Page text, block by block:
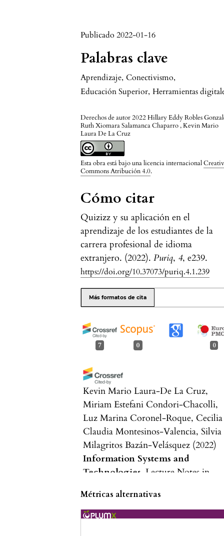
Publicado 2022-01-16
Palabras clave
Aprendizaje, Conectivismo,
Educación Superior, Herramientas
Derechos de autor 2022 Hillary Eddy Robles
Ruth Xiomara Salamanca Chaparro , Kevin Mario
Laura De La Cruz
Esta obra está bajo una licencia internacional
Commons Atribución 4.0.
Cómo citar
Quizizz y su aplicación en el
aprendizaje de los estudiantes de la
carrera profesional de idioma
extranjero. (2022).Puriq, 4, e239.
https://doi.org/10.37073/puriq.4.1.239
Más formatos de cita
7 0 0
Kevin Mario Laura-De La Cruz,
Miriam Estefani Condori-Chacolli,
Luz Marina Coronel-Roque, Cecilia
Claudia Montesinos-Valencia, Silvia
Milagritos Bazán-Velásquez (2022)
Information Systems and
Technologies. Lecture Notes in
10.1007/978-3-031-04819-7_47
Métricas alternativas